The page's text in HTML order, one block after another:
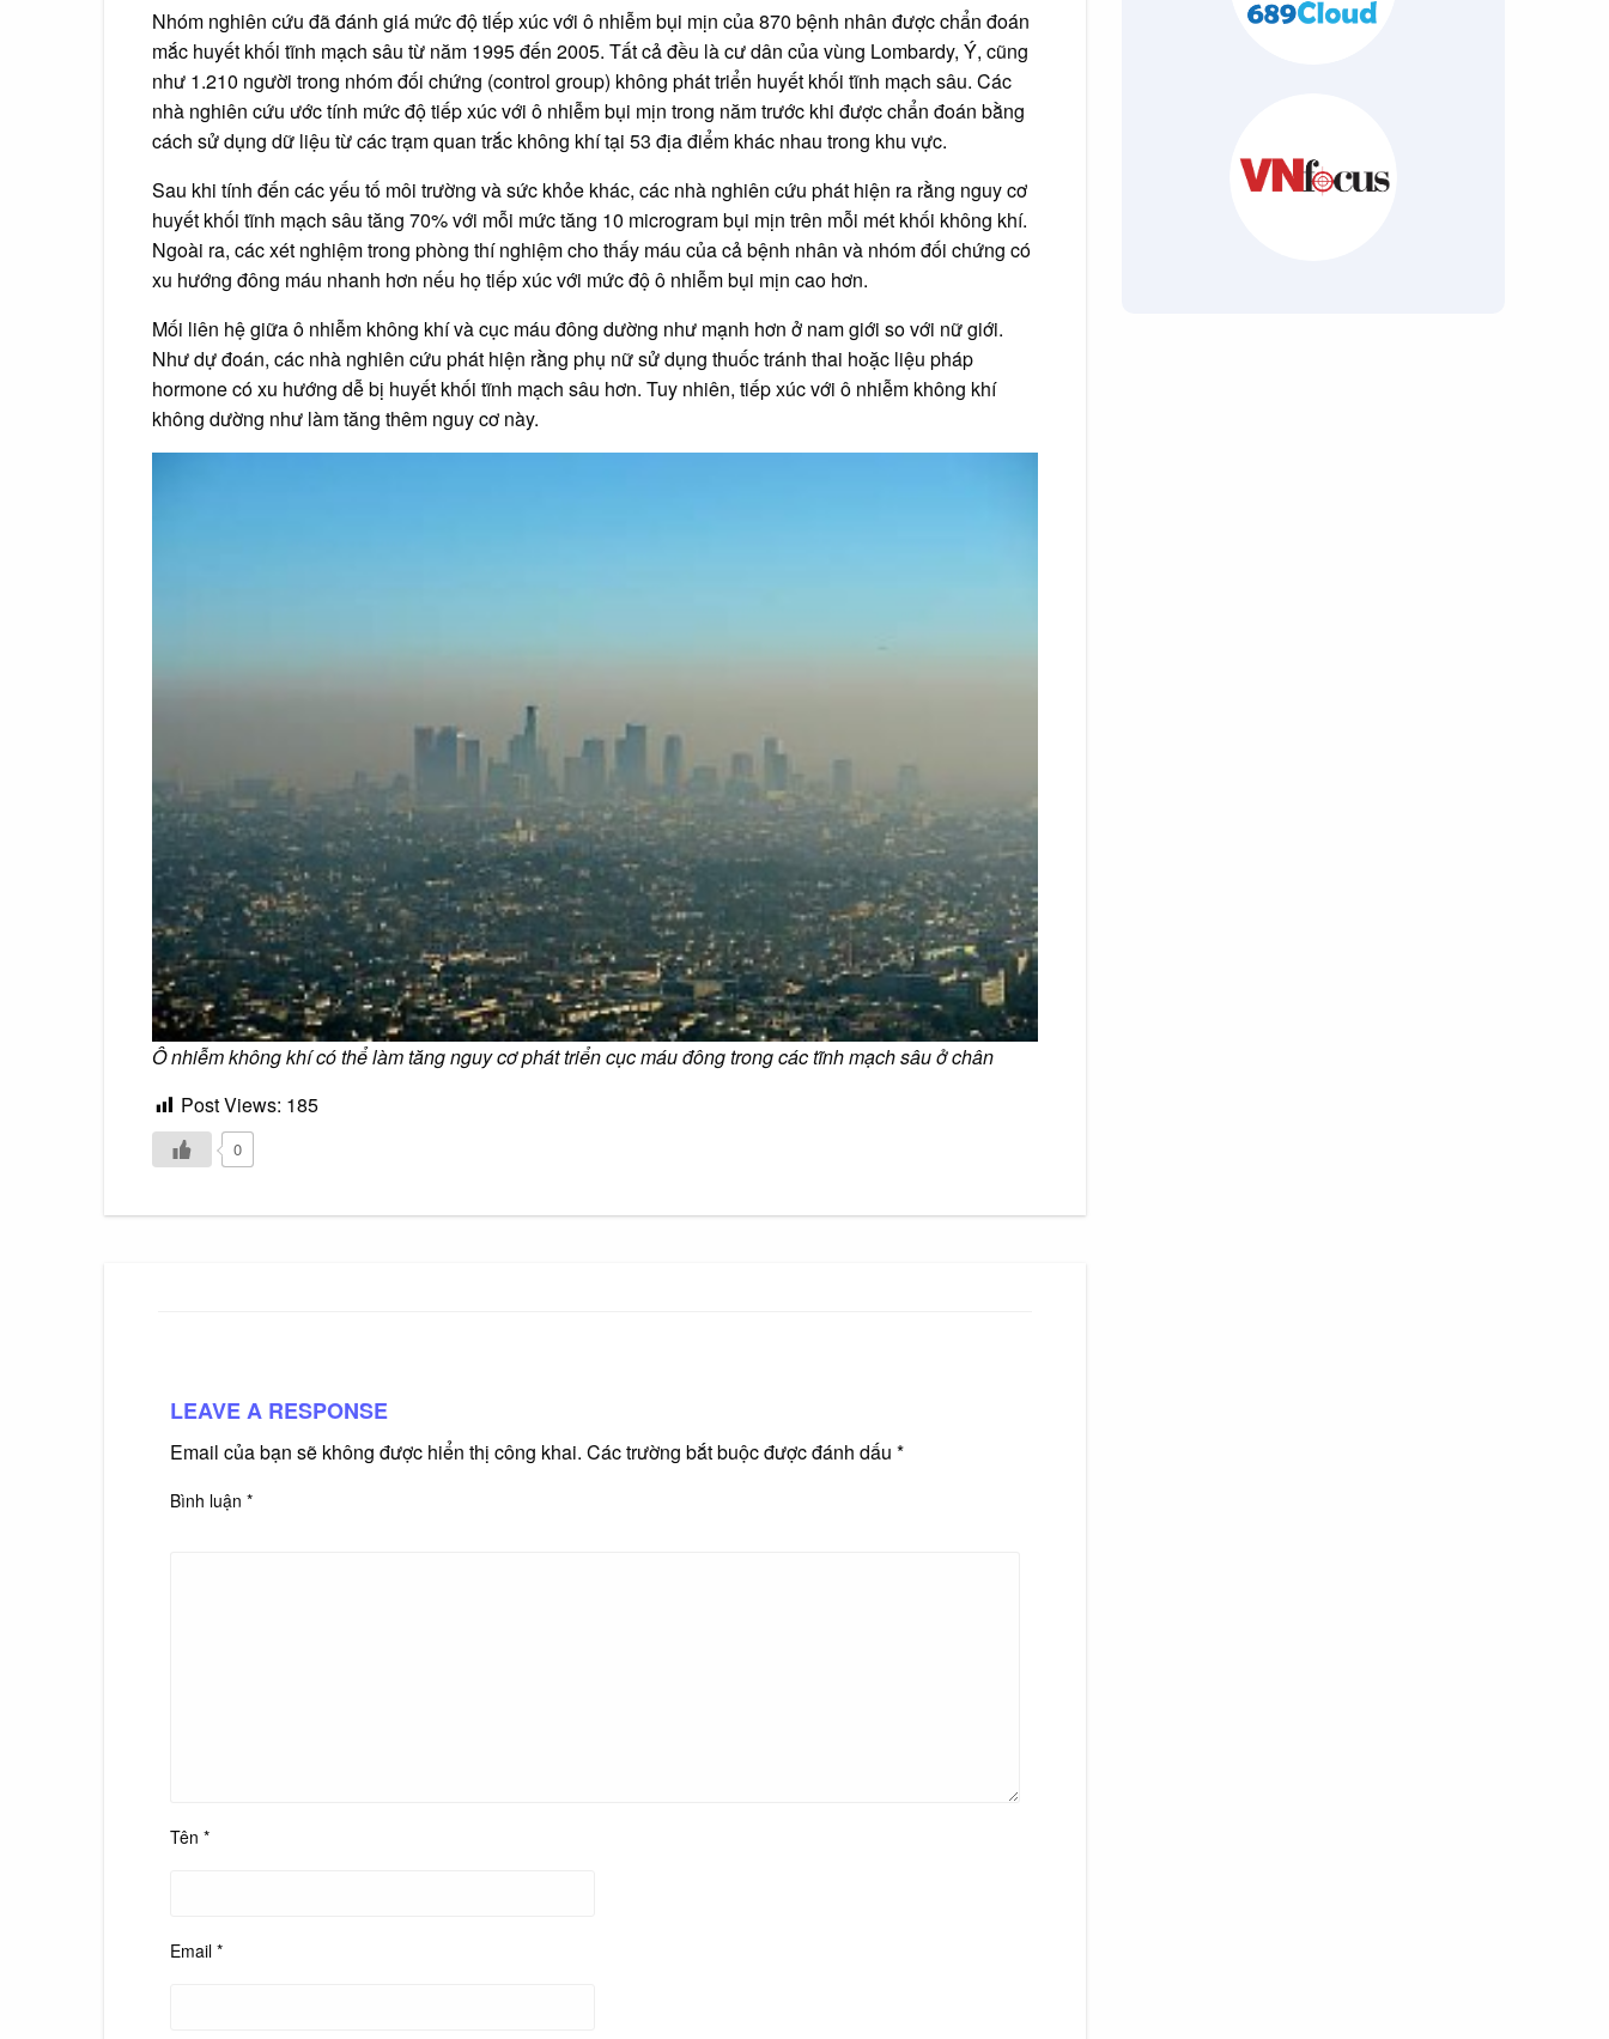
Nhóm nghiên cứu đã đánh giá mức độ tiếp xúc với ô nhiễm bụi mịn của 870 bệnh nhân được chẩn đoán
mắc huyết khối tĩnh mạch sâu từ năm 1995 đến 2005. Tất cả đều là cư dân của vùng Lombardy, Ý, cũng
như 1.210 người trong nhóm đối chứng (control group) không phát triển huyết khối tĩnh mạch sâu. Các
nhà nghiên cứu ước tính mức độ tiếp xúc với ô nhiễm bụi mịn trong năm trước khi được chẩn đoán bằng
cách sử dụng dữ liệu từ các trạm quan trắc không khí tại 53 địa điểm khác nhau trong khu vực.
Sau khi tính đến các yếu tố môi trường và sức khỏe khác, các nhà nghiên cứu phát hiện ra rằng nguy cơ
huyết khối tĩnh mạch sâu tăng 70% với mỗi mức tăng 10 microgram bụi mịn trên mỗi mét khối không khí.
Ngoài ra, các xét nghiệm trong phòng thí nghiệm cho thấy máu của cả bệnh nhân và nhóm đối chứng có
xu hướng đông máu nhanh hơn nếu họ tiếp xúc với mức độ ô nhiễm bụi mịn cao hơn.
Mối liên hệ giữa ô nhiễm không khí và cục máu đông dường như mạnh hơn ở nam giới so với nữ giới.
Như dự đoán, các nhà nghiên cứu phát hiện rằng phụ nữ sử dụng thuốc tránh thai hoặc liệu pháp
hormone có xu hướng dễ bị huyết khối tĩnh mạch sâu hơn. Tuy nhiên, tiếp xúc với ô nhiễm không khí
không dường như làm tăng thêm nguy cơ này.
Ô nhiễm không khí có thể làm tăng nguy cơ phát triển cục máu đông trong các tĩnh mạch sâu ở chân
Post Views: 185
0
LEAVE A RESPONSE
Email của bạn sẽ không được hiển thị công khai. Các trường bắt buộc được đánh dấu *
Bình luận *
Tên *
Email *